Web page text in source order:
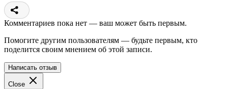
Комментариев пока нет — ваш может быть первым.
Помогите другим пользователям — будьте первым, кто
поделится своим мнением об этой записи.
Написать отзыв
Close